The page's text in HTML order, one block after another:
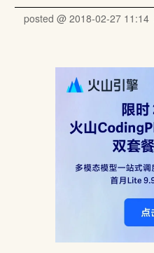
posted @ 2018-02-27 11:14